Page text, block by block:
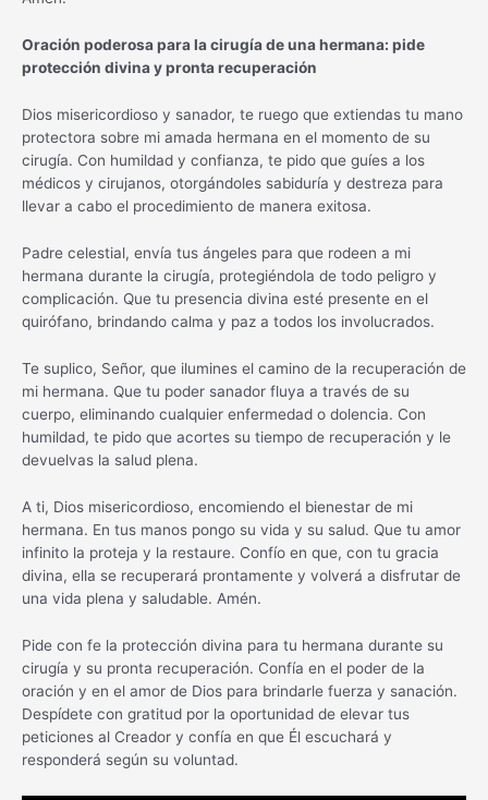
Oración poderosa para la cirugía de una hermana: pide
protección divina y pronta recuperación
Dios misericordioso y sanador, te ruego que extiendas tu mano
protectora sobre mi amada hermana en el momento de su
cirugía. Con humildad y confianza, te pido que guíes a los
médicos y cirujanos, otorgándoles sabiduría y destreza para
llevar a cabo el procedimiento de manera exitosa.
Padre celestial, envía tus ángeles para que rodeen a mi
hermana durante la cirugía, protegiéndola de todo peligro y
complicación. Que tu presencia divina esté presente en el
quirófano, brindando calma y paz a todos los involucrados.
Te suplico, Señor, que ilumines el camino de la recuperación de
mi hermana. Que tu poder sanador fluya a través de su
cuerpo, eliminando cualquier enfermedad o dolencia. Con
humildad, te pido que acortes su tiempo de recuperación y le
devuelvas la salud plena.
A ti, Dios misericordioso, encomiendo el bienestar de mi
hermana. En tus manos pongo su vida y su salud. Que tu amor
infinito la proteja y la restaure. Confío en que, con tu gracia
divina, ella se recuperará prontamente y volverá a disfrutar de
una vida plena y saludable. Amén.
Pide con fe la protección divina para tu hermana durante su
cirugía y su pronta recuperación. Confía en el poder de la
oración y en el amor de Dios para brindarle fuerza y sanación.
Despídete con gratitud por la oportunidad de elevar tus
peticiones al Creador y confía en que Él escuchará y
responderá según su voluntad.